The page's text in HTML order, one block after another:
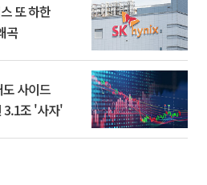
또 하한
곡
사이드
3.1조 '사자'